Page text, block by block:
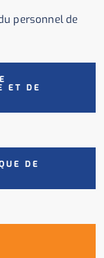
personnel de
ET DE
DE